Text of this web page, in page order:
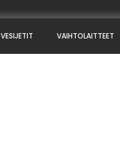
VESIJETIT VAIHTOLAITTEET